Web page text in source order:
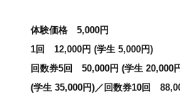
体験価格 5,000円
1回 12,000円 (学生 5,000円)
回数券5回 50,000円 (学生 20,000
(学生 35,000円)／回数券10回